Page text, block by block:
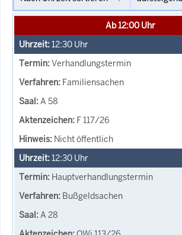
Ab 12:00 Uhr
12:30 Uhr
Verhandlungstermin
Familiensachen
A 58
F 117/26
Nicht öffentlich
12:30 Uhr
Hauptverhandlungstermin
Bußgeldsachen
A 28